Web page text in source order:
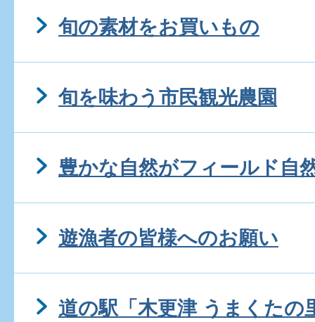
旬の素材をお買いもの
旬を味わう市民観光農園
豊かな自然がフィールド自
遊漁者の皆様へのお願い
道の駅「木更津 うまくたの